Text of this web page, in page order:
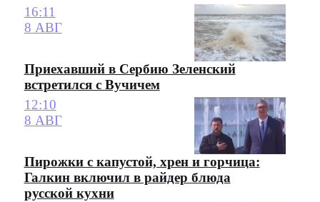
16:11
8 АВГ
Приехавший в Сербию Зеленский
встретился с Вучичем
12:10
8 АВГ
Пирожки с капустой, хрен и горчица:
Галкин включил в райдер блюда
русской кухни